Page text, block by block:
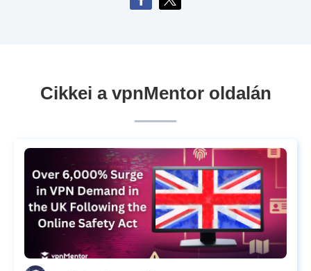
Cikkei a vpnMentor oldalán